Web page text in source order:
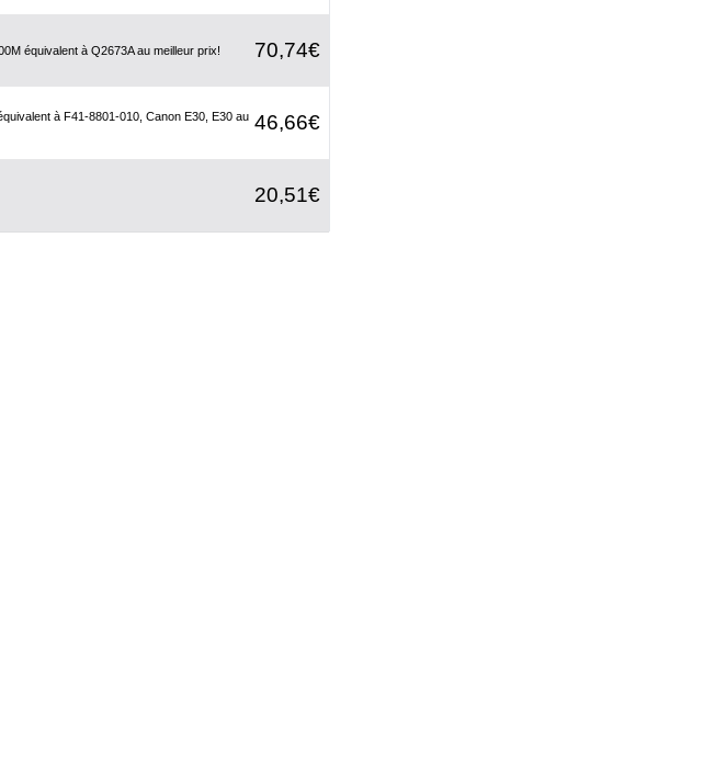
équivalent à Q2673A au meilleur prix! 70,74€
à F41-8801-010, Canon E30, E30 au 46,66€
20,51€